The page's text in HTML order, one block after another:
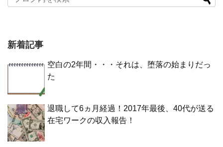
新着記事
空白の2年間・・・それは、堕落の始まりだっ
た
退職して6ヵ月経過！2017年最後、40代が送る
在宅ワークの収入報告！